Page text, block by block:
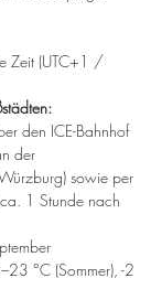
Zeit (UTC+1 /
den ICE-Bahnhof
der
sowie per
1 Stunde nach
°C (Sommer), -2